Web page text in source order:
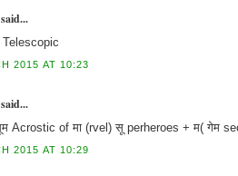
said...
2015 AT 10:23
said...
Acrostic of मा (rvel) सू perheroes + म( गेम
2015 AT 10:29